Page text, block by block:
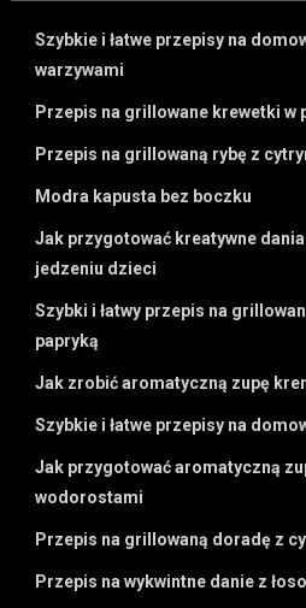
Szybkie i łatwe przepisy na
warzywami
Przepis na grillowane krewetki w
Przepis na grillowaną rybę z
Modra kapusta bez boczku
Jak przygotować kreatywne
jedzeniu dzieci
Szybki i łatwy przepis na
papryką
Jak zrobić aromatyczną zupę
Szybkie i łatwe przepisy na
Jak przygotować aromatyczną
wodorostami
Przepis na grillowaną doradę z
Przepis na wykwintne danie z